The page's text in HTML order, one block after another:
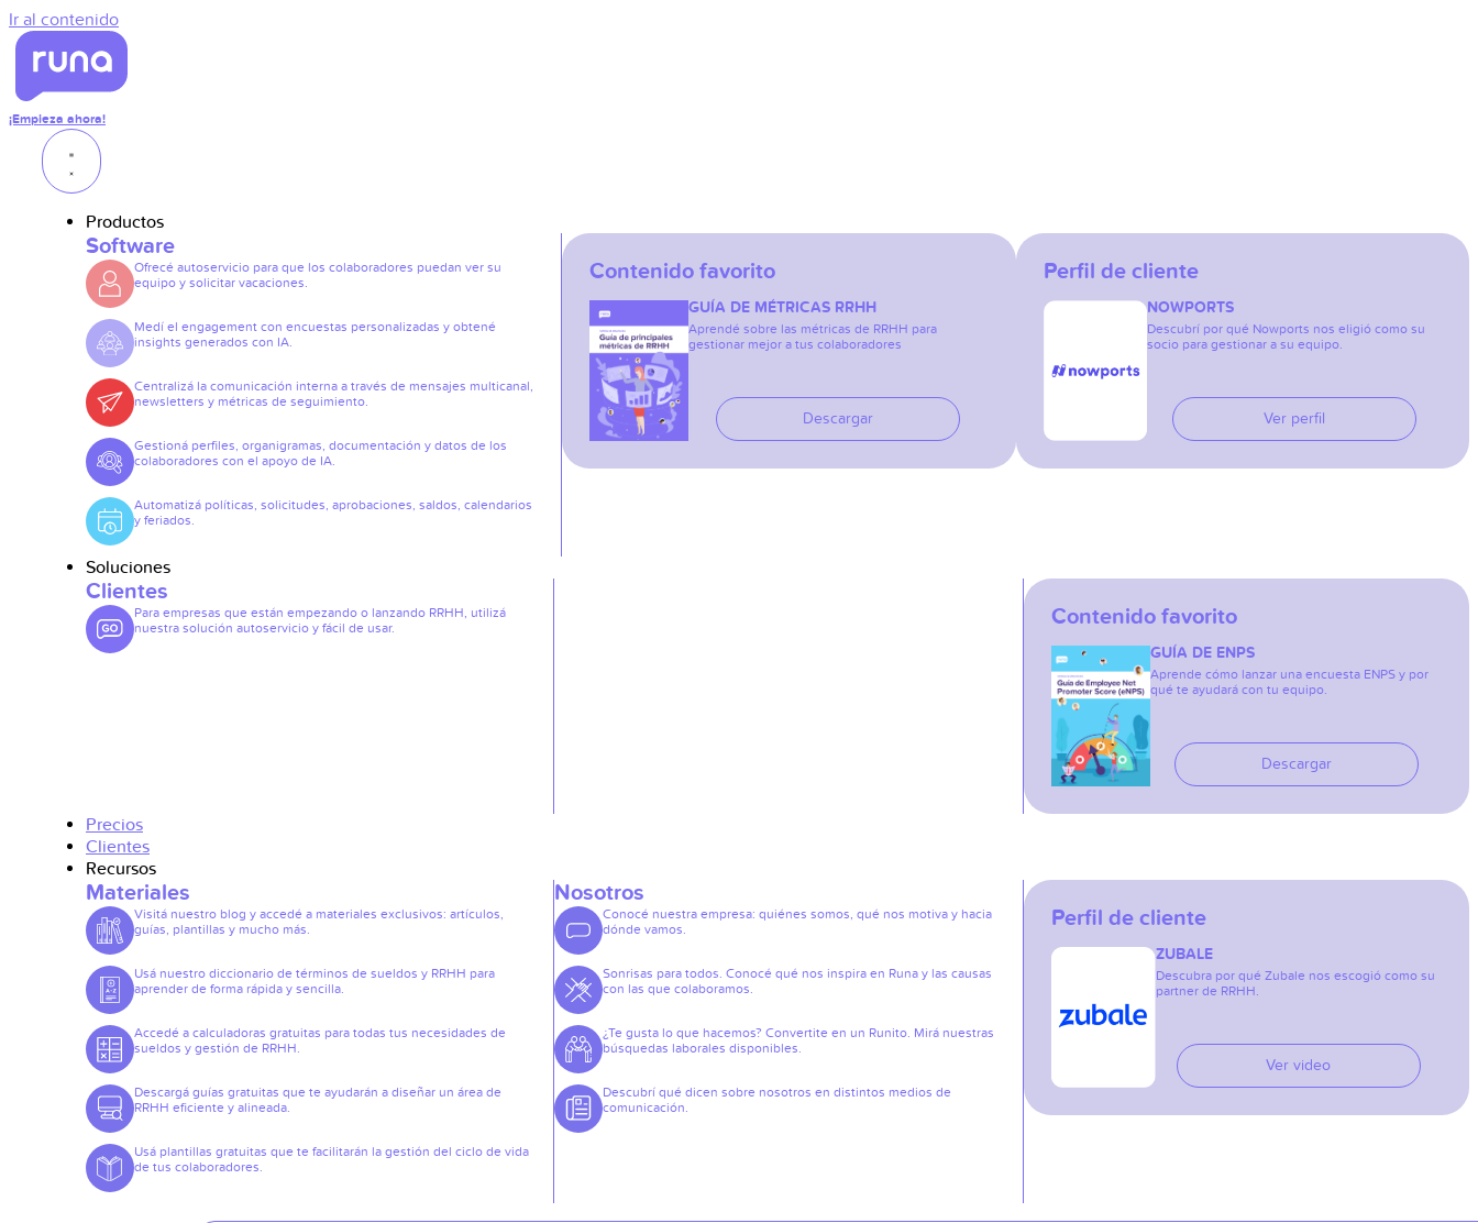
Ir al contenido
¡Empieza ahora!
Productos
Software
Ofrecé autoservicio para que los colaboradores puedan ver su
equipo y solicitar vacaciones.
Medí el engagement con encuestas personalizadas y obtené
insights generados con IA.
Centralizá la comunicación interna a través de mensajes multicanal,
newsletters y métricas de seguimiento.
Gestioná perfiles, organigramas, documentación y datos de los
colaboradores con el apoyo de IA.
Automatizá políticas, solicitudes, aprobaciones, saldos, calendarios
y feriados.
Contenido favorito
GUÍA DE MÉTRICAS RRHH
Aprendé sobre las métricas de RRHH para
gestionar mejor a tus colaboradores
Descargar
Perfil de cliente
NOWPORTS
Descubrí por qué Nowports nos eligió como su
socio para gestionar a su equipo.
Ver perfil
Soluciones
Clientes
Para empresas que están empezando o lanzando RRHH, utilizá
nuestra solución autoservicio y fácil de usar.
Contenido favorito
GUÍA DE ENPS
Aprende cómo lanzar una encuesta ENPS y por
qué te ayudará con tu equipo.
Descargar
Precios
Clientes
Recursos
Materiales
Visitá nuestro blog y accedé a materiales exclusivos: artículos,
guías, plantillas y mucho más.
Usá nuestro diccionario de términos de sueldos y RRHH para
aprender de forma rápida y sencilla.
Accedé a calculadoras gratuitas para todas tus necesidades de
sueldos y gestión de RRHH.
Descargá guías gratuitas que te ayudarán a diseñar un área de
RRHH eficiente y alineada.
Usá plantillas gratuitas que te facilitarán la gestión del ciclo de vida
de tus colaboradores.
Nosotros
Conocé nuestra empresa: quiénes somos, qué nos motiva y hacia
dónde vamos.
Sonrisas para todos. Conocé qué nos inspira en Runa y las causas
con las que colaboramos.
¿Te gusta lo que hacemos? Convertite en un Runito. Mirá nuestras
búsquedas laborales disponibles.
Descubrí qué dicen sobre nosotros en distintos medios de
comunicación.
Perfil de cliente
ZUBALE
Descubra por qué Zubale nos escogió como su
partner de RRHH.
Ver video